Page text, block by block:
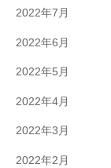
2022年7月
2022年6月
2022年5月
2022年4月
2022年3月
2022年2月